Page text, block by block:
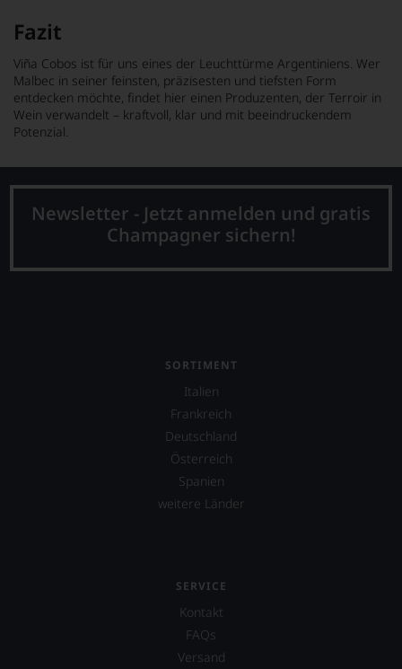
Fazit
Viña Cobos ist für uns eines der Leuchttürme Argentiniens. Wer
Malbec in seiner feinsten, präzisesten und tiefsten Form
entdecken möchte, findet hier einen Produzenten, der Terroir in
Wein verwandelt – kraftvoll, klar und mit beeindruckendem
Potenzial.
Newsletter - Jetzt anmelden und gratis
Champagner sichern!
SORTIMENT
Italien
Frankreich
Deutschland
Österreich
Spanien
weitere Länder
SERVICE
Kontakt
FAQs
Versand